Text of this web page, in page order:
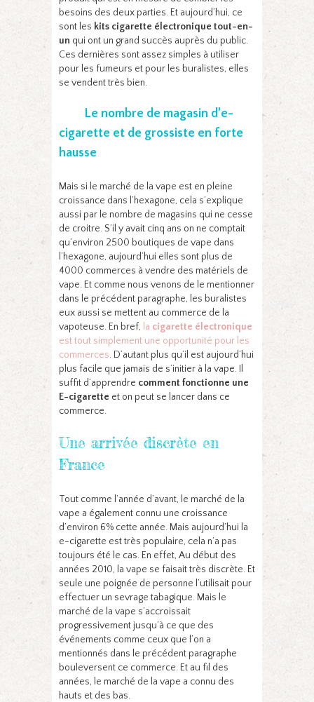
besoins des deux parties. Et aujourd’hui, ce
sont les kits cigarette électronique tout-en-
un qui ont un grand succès auprès du public.
Ces dernières sont assez simples à utiliser
pour les fumeurs et pour les buralistes, elles
se vendent très bien.
Le nombre de magasin d’e-
cigarette et de grossiste en forte
hausse
Mais si le marché de la vape est en pleine
croissance dans l’hexagone, cela s’explique
aussi par le nombre de magasins qui ne cesse
de croitre. S’il y avait cinq ans on ne comptait
qu’environ 2500 boutiques de vape dans
l’hexagone, aujourd’hui elles sont plus de
4000 commerces à vendre des matériels de
vape. Et comme nous venons de le mentionner
dans le précédent paragraphe, les buralistes
eux aussi se mettent au commerce de la
vapoteuse. En bref, la cigarette électronique
est tout simplement une opportunité pour les
commerces. D’autant plus qu’il est aujourd’hui
plus facile que jamais de s’initier à la vape. Il
suffit d’apprendre comment fonctionne une
E-cigarette et on peut se lancer dans ce
commerce.
Une arrivée discrète en
France
Tout comme l’année d’avant, le marché de la
vape a également connu une croissance
d’environ 6% cette année. Mais aujourd’hui la
e-cigarette est très populaire, cela n’a pas
toujours été le cas. En effet, Au début des
années 2010, la vape se faisait très discrète. Et
seule une poignée de personne l’utilisait pour
effectuer un sevrage tabagique. Mais le
marché de la vape s’accroissait
progressivement jusqu’à ce que des
événements comme ceux que l’on a
mentionnés dans le précédent paragraphe
bouleversent ce commerce. Et au fil des
années, le marché de la vape a connu des
hauts et des bas.